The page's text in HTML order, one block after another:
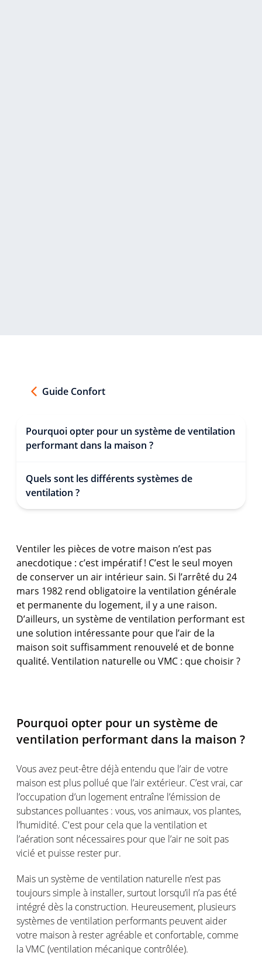
Guide Confort
Pourquoi opter pour un système de ventilation
performant dans la maison ?
Quels sont les différents systèmes de
ventilation ?
Ventiler les pièces de votre maison n’est pas
anecdotique : c’est impératif ! C’est le seul moyen
de conserver un air intérieur sain. Si l’arrêté du 24
mars 1982 rend obligatoire la ventilation générale
et permanente du logement, il y a une raison.
D’ailleurs, un système de ventilation performant est
une solution intéressante pour que l’air de la
maison soit suffisamment renouvelé et de bonne
qualité. Ventilation naturelle ou VMC : que choisir ?
Pourquoi opter pour un système de
ventilation performant dans la maison ?
Vous avez peut-être déjà entendu que l’air de votre
maison est plus pollué que l’air extérieur. C’est vrai, car
l’occupation d’un logement entraîne l’émission de
substances polluantes : vous, vos animaux, vos plantes,
l’humidité. C'est pour cela que la ventilation et
l’aération sont nécessaires pour que l’air ne soit pas
vicié et puisse rester pur.
Mais un système de ventilation naturelle n’est pas
toujours simple à installer, surtout lorsqu’il n’a pas été
intégré dès la construction. Heureusement, plusieurs
systèmes de ventilation performants peuvent aider
votre maison à rester agréable et confortable, comme
la VMC (ventilation mécanique contrôlée).